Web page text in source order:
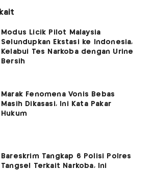
Modus Licik Pilot Malaysia
Selundupkan Ekstasi ke Indonesia,
Kelabui Tes Narkoba dengan Urine
Bersih
Marak Fenomena Vonis Bebas
Masih Dikasasi, Ini Kata Pakar
Hukum
Bareskrim Tangkap 6 Polisi Polres
Tangsel Terkait Narkoba, Ini